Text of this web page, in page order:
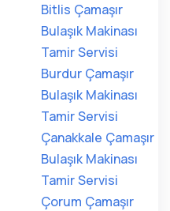
Bitlis Çamaşır
Bulaşık Makinası
Tamir Servisi
Burdur Çamaşır
Bulaşık Makinası
Tamir Servisi
Çanakkale Çamaşır
Bulaşık Makinası
Tamir Servisi
Çorum Çamaşır